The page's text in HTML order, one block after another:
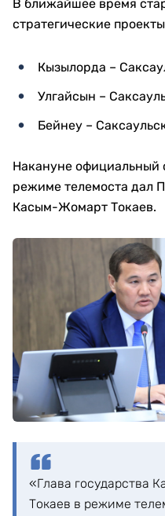
В ближайшее время
стратегические
Кызылорда –
Улгайсын –
Бейнеу –
Накануне официальный
режиме телемоста дал
Касым-Жомарт Токаев.
«Глава государства
Токаев в режиме